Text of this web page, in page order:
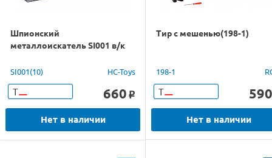
Шпионский
металлоискатель SI001 в/к
SI001(10) HC-Toys
Т 660 o
Нет в наличии
Тир с мешенью(198-1)
198-1
Т 590
Нет в наличии